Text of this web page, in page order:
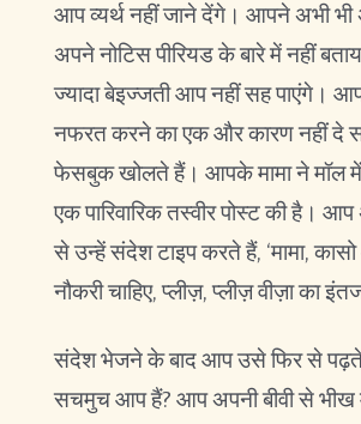
आप व्यर्थ नहीं जाने देंगे। आपने अभी भी
अपने नोटिस पीरियड के बारे में नहीं
ज्यादा बेइज्जती आप नहीं सह पाएंगे।
नफरत करने का एक और कारण नहीं
फेसबुक खोलते हैं। आपके मामा ने मॉल
एक पारिवारिक तस्वीर पोस्ट की है।
से उन्हें संदेश टाइप करते हैं, ‘मामा,
नौकरी चाहिए, प्लीज़, प्लीज़ वीज़ा का
संदेश भेजने के बाद आप उसे फिर से
सचमुच आप हैं? आप अपनी बीवी से भीख